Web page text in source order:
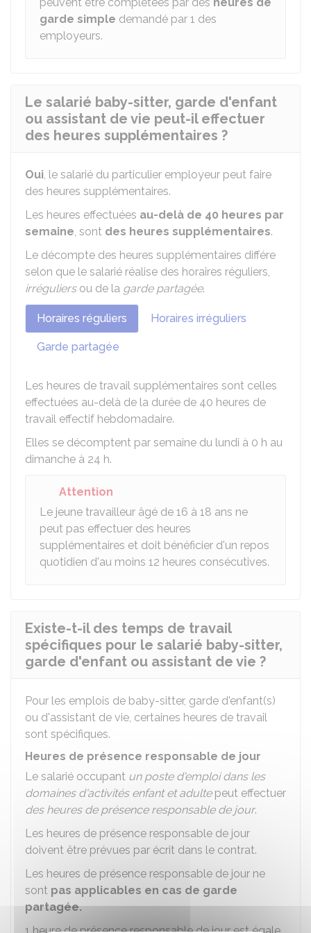
garde simple demandé par 1 des
employeurs.
Le salarié baby-sitter, garde d'enfant
ou assistant de vie peut-il effectuer
des heures supplémentaires ?
Oui, le salarié du particulier employeur peut faire
des heures supplémentaires.
Les heures effectuées au-delà de 40 heures par
semaine, sont des heures supplémentaires.
Le décompte des heures supplémentaires différe
selon que le salarié réalise des horaires réguliers,
irréguliersou de la garde partagée.
Horaires réguliers Horaires irréguliers
Garde partagée
Les heures de travail supplémentaires sont celles
effectuées au-delà de la durée de 40 heures de
travail effectif hebdomadaire.
Elles se décomptent par semaine du lundi à 0 h au
dimanche à 24 h.
Attention
Le jeune travailleur âgé de 16 à 18 ans ne
peut pas effectuer des heures
supplémentaires et doit bénéficier d'un repos
quotidien d'au moins 12 heures consécutives.
Existe-t-il des temps de travail
spécifiques pour le salarié baby-sitter,
garde d'enfant ou assistant de vie ?
Pour les emplois de baby-sitter, garde d'enfant(s)
ou d'assistant de vie, certaines heures de travail
sont spécifiques.
Heures de présence responsable de jour
Le salarié occupant un poste d'emploi dans les
domaines d'activités enfant et adultepeut effectuer
des heures de présence responsable de jour.
Les heures de présence responsable de jour
doivent être prévues par écrit dans le contrat.
Les heures de présence responsable de jour ne
sont pas applicables en cas de garde
partagée.